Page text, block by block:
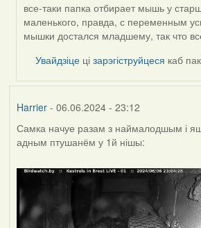
In
reply
to
все-таки папка отбирает мышь у
маленького, правда, с переменным
мышки достался младшему, так что
Увайдзіце цізарэгіструйцеся каб
Harrier- 06.06.2024 - 23:12
Самка начуе разам з наймалодшым і
адным птушанём у 1й нішы: